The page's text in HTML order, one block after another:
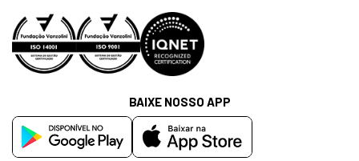
BAIXE NOSSO APP